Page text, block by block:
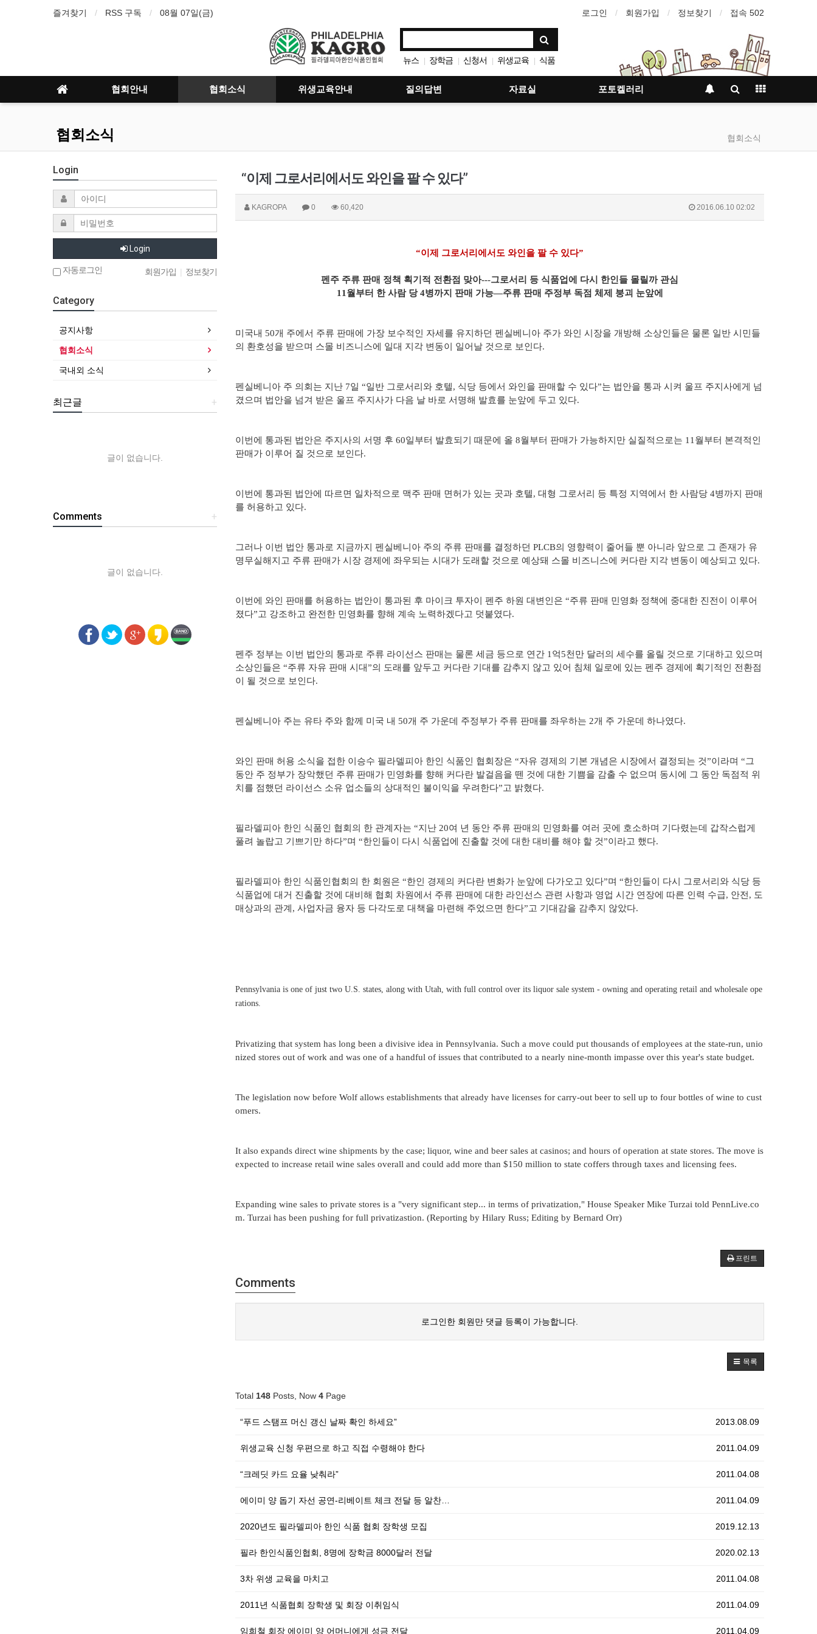
즐겨찾기 RSS 구독 08월 07일(금) 로그인 회원가입 정보찾기 접속 502
뉴스 장학금 신청서 위생교육 식품
협회안내 협회소식 위생교육안내 질의답변 자료실 포토켈러리
협회소식 협회소식
“이제 그로서리에서도 와인을 팔 수 있다”
KAGROPA 0 60,420 2016.06.10 02:02
“이제 그로서리에서도 와인을 팔 수 있다”
펜주 주류 판매 정책 획기적 전환점 맞아---그로서리 등 식품업에 다시 한인들 몰릴까 관심
11월부터 한 사람 당 4병까지 판매 가능—주류 판매 주정부 독점 체제 붕괴 눈앞에
미국내 50개 주에서 주류 판매에 가장 보수적인 자세를 유지하던 펜실베니아 주가 와인 시장을 개방해 소상인들은 물론 일반 시민들
의 환호성을 받으며 스몰 비즈니스에 일대 지각 변동이 일어날 것으로 보인다.
펜실베니아 주 의회는 지난 7일 “일반 그로서리와 호텔, 식당 등에서 와인을 판매할 수 있다”는 법안을 통과 시켜 울프 주지사에게 넘
겼으며 법안을 넘겨 받은 울프 주지사가 다음 날 바로 서명해 발효를 눈앞에 두고 있다.
이번에 통과된 법안은 주지사의 서명 후 60일부터 발효되기 때문에 올 8월부터 판매가 가능하지만 실질적으로는 11월부터 본격적인
판매가 이루어 질 것으로 보인다.
이번에 통과된 법안에 따르면 일차적으로 맥주 판매 면허가 있는 곳과 호텔, 대형 그로서리 등 특정 지역에서 한 사람당 4병까지 판매
를 허용하고 있다.
그러나 이번 법안 통과로 지금까지 펜실베니아 주의 주류 판매를 결정하던 PLCB의 영향력이 줄어들 뿐 아니라 앞으로 그 존재가 유
명무실해지고 주류 판매가 시장 경제에 좌우되는 시대가 도래할 것으로 예상돼 스몰 비즈니스에 커다란 지각 변동이 예상되고 있다.
이번에 와인 판매를 허용하는 법안이 통과된 후 마이크 투자이 펜주 하원 대변인은 “주류 판매 민영화 정책에 중대한 진전이 이루어
졌다”고 강조하고 완전한 민영화를 향해 계속 노력하겠다고 덧붙였다.
펜주 정부는 이번 법안의 통과로 주류 라이선스 판매는 물론 세금 등으로 연간 1억5천만 달러의 세수를 올릴 것으로 기대하고 있으며
소상인들은 “주류 자유 판매 시대”의 도래를 앞두고 커다란 기대를 감추지 않고 있어 침체 일로에 있는 펜주 경제에 획기적인 전환점
이 될 것으로 보인다.
펜실베니아 주는 유타 주와 함께 미국 내 50개 주 가운데 주정부가 주류 판매를 좌우하는 2개 주 가운데 하나였다.
와인 판매 허용 소식을 접한 이승수 필라델피아 한인 식품인 협회장은 “자유 경제의 기본 개념은 시장에서 결정되는 것”이라며 “그
동안 주 정부가 장악했던 주류 판매가 민영화를 향해 커다란 발걸음을 뗀 것에 대한 기쁨을 감출 수 없으며 동시에 그 동안 독점적 위
치를 점했던 라이선스 소유 업소들의 상대적인 불이익을 우려한다”고 밝혔다.
필라델피아 한인 식품인 협회의 한 관계자는 “지난 20여 년 동안 주류 판매의 민영화를 여러 곳에 호소하며 기다렸는데 갑작스럽게
풀려 놀랍고 기쁘기만 하다”며 “한인들이 다시 식품업에 진출할 것에 대한 대비를 해야 할 것”이라고 했다.
필라델피아 한인 식품인협회의 한 회원은 “한인 경제의 커다란 변화가 눈앞에 다가오고 있다”며 “한인들이 다시 그로서리와 식당 등
식품업에 대거 진출할 것에 대비해 협회 차원에서 주류 판매에 대한 라인선스 관련 사항과 영업 시간 연장에 따른 인력 수급, 안전, 도
매상과의 관계, 사업자금 융자 등 다각도로 대책을 마련해 주었으면 한다”고 기대감을 감추지 않았다.
Pennsylvania is one of just two U.S. states, along with Utah, with full control over its liquor sale system - owning and operating retail and wholesale ope
rations.
Privatizing that system has long been a divisive idea in Pennsylvania. Such a move could put thousands of employees at the state-run, unio
nized stores out of work and was one of a handful of issues that contributed to a nearly nine-month impasse over this year's state budget.
The legislation now before Wolf allows establishments that already have licenses for carry-out beer to sell up to four bottles of wine to cust
omers.
It also expands direct wine shipments by the case; liquor, wine and beer sales at casinos; and hours of operation at state stores. The move is
expected to increase retail wine sales overall and could add more than $150 million to state coffers through taxes and licensing fees.
Expanding wine sales to private stores is a "very significant step... in terms of privatization," House Speaker Mike Turzai told PennLive.co
m. Turzai has been pushing for full privatizastion. (Reporting by Hilary Russ; Editing by Bernard Orr)
프린트
Comments
로그인한 회원만 댓글 등록이 가능합니다.
목록
Total 148 Posts, Now 4 Page
2013.08.09
“푸드 스탬프 머신 갱신 날짜 확인 하세요”
2011.04.09
위생교육 신청 우편으로 하고 직접 수령해야 한다
2011.04.08
“크레딧 카드 요율 낮춰라”
2011.04.09
에이미 양 돕기 자선 공연-리베이트 체크 전달 등 알찬…
2019.12.13
2020년도 필라델피아 한인 식품 협회 장학생 모집
2020.02.13
필라 한인식품인협회, 8명에 장학금 8000달러 전달
2011.04.08
3차 위생 교육을 마치고
2011.04.09
2011년 식품협회 장학생 및 회장 이취임식
2011.04.09
임희철 회장 에이미 양 어머니에게 성금 전달
Login
Login
자동로그인 회원가입 | 정보찾기
Category
공지사항
협회소식
국내외 소식
+
최근글
글이 없습니다.
+
Comments
글이 없습니다.